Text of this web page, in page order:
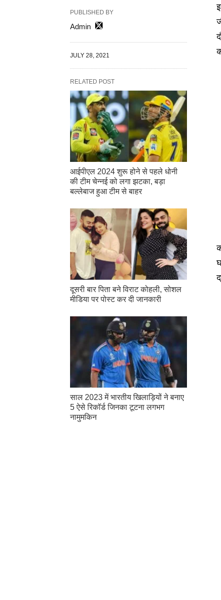
PUBLISHED BY
Admin
JULY 28, 2021
RELATED POST
आईपीएल 2024 शुरू होने से पहले धोनी
की टीम चेन्नई को लगा झटका, बड़ा
बल्लेबाज हुआ टीम से बाहर
दूसरी बार‌ पिता बने विराट कोहली, सोशल
मीडिया पर पोस्ट कर दी‌ जानकारी
साल 2023 में भारतीय खिलाड़ियों ने बनाए
5 ऐसे रिकॉर्ड जिनका टूटना लगभग
नामुमकिन